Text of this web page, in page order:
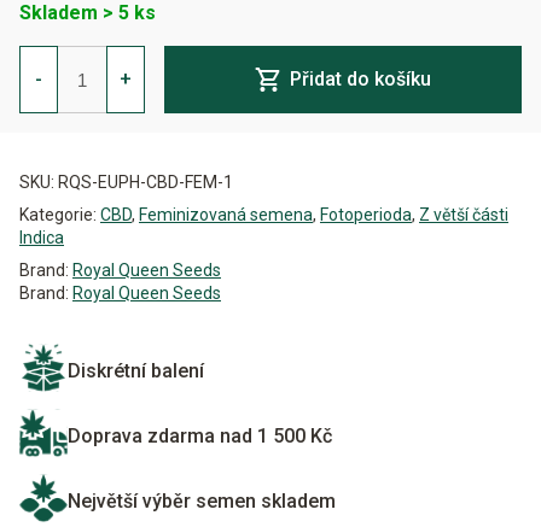
Skladem > 5 ks
-
Euphoria
CBD
Feminizovaná
množství
+ Přidat do košíku
SKU: RQS-EUPH-CBD-FEM-1
Kategorie: CBD, Feminizovaná semena, Fotoperioda, Z větší části
Indica
Brand: Royal Queen Seeds
Brand: Royal Queen Seeds
Diskrétní balení
Doprava zdarma nad 1 500 Kč
Největší výběr semen skladem